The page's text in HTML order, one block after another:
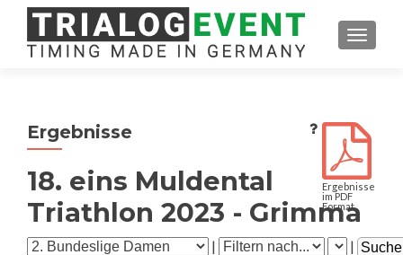
Ergebnisse
18. eins Muldental
Triathlon 2023 - Grimma
Ergebnisse
im PDF
Format
| |